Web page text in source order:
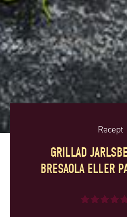
Recept
GRILLAD
BRESAOLA ELLER